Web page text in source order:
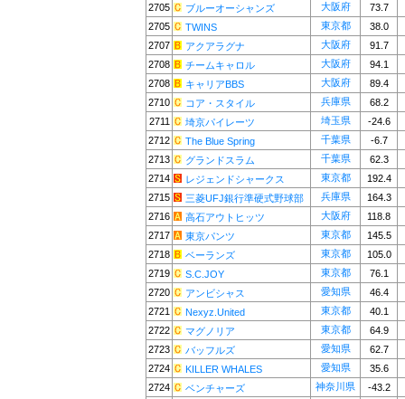
2705
ブルーオーシャンズ 大阪府
73.7
2705
TWINS 東京都
38.0
2707
アクアラグナ 大阪府
91.7
2708
チームキャロル 大阪府
94.1
2708
キャリアBBS 大阪府
89.4
2710
コア・スタイル 兵庫県
68.2
2711
埼京パイレーツ 埼玉県
-24.6
2712
The Blue Spring 千葉県
-6.7
2713
グランドスラム 千葉県
62.3
2714
レジェンドシャークス 東京都
192.4
2715
三菱UFJ銀行準硬式野球部 兵庫県
164.3
2716
高石アウトヒッツ 大阪府
118.8
2717
東京パンツ 東京都
145.5
2718
ベーランズ 東京都
105.0
2719
S.C.JOY 東京都
76.1
2720
アンビシャス 愛知県
46.4
2721
Nexyz.United 東京都
40.1
2722
マグノリア 東京都
64.9
2723
バッフルズ 愛知県
62.7
2724
KILLER WHALES 愛知県
35.6
2724
ベンチャーズ 神奈川県
-43.2